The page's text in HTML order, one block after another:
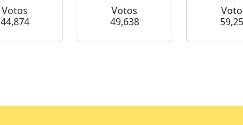
Votos
44,874
Votos
49,638